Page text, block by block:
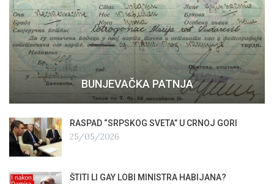
BUNJEVAČKA PATNJA
RASPAD “SRPSKOG SVETA” U CRNOJ GORI
25/05/2026
ŠTITI LI GAY LOBI MINISTRA HABIJANA?